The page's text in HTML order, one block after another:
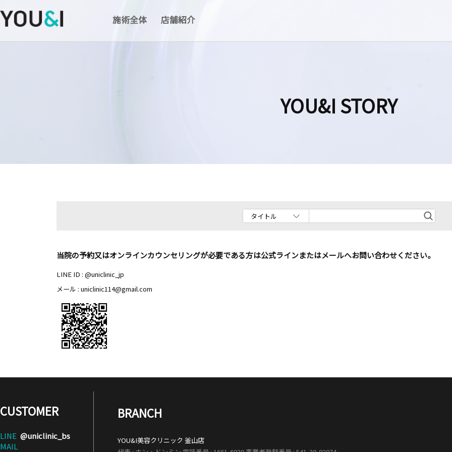
施術全体 店舗紹介
YOU&I STORY
当院の予約又はオンラインカウンセリングが必要である方は公式ラインまたはメールへお問い合わせくださ
LINE ID : @uniclinic_jp
メール : uniclinic114@gmail.com
CUSTOMER BRANCH